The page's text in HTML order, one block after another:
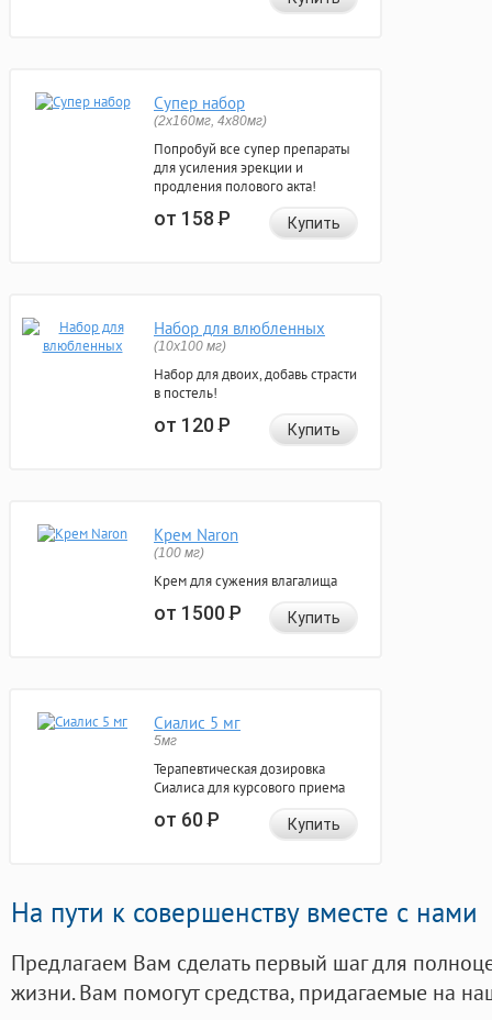
Супер набор
(2х160мг, 4х80мг)
Попробуй все супер препараты
для усиления эрекции и
продления полового акта!
от 158Р Купить
Набор для влюбленных
(10х100 мг)
Набор для двоих, добавь страсти
в постель!
от 120Р Купить
Крем Naron
(100 мг)
Крем для сужения влагалища
от 1500Р Купить
Сиалис 5 мг
5мг
Терапевтическая дозировка
Сиалиса для курсового приема
от 60Р Купить
На пути к совершенству вместе с нами
Предлагаем Вам сделать первый шаг для
жизни. Вам помогут средства, придагаемые на